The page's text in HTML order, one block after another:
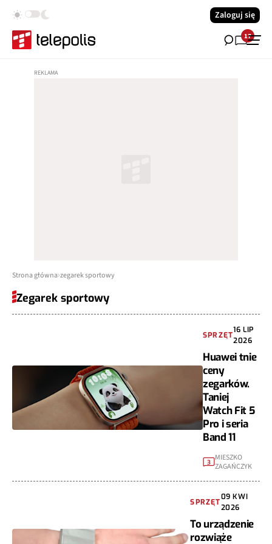
Zaloguj się
17
Strona główna zegarek sportowy
Zegarek sportowy
SPRZĘT
16 LIP
2026
Huawei tnie
ceny
zegarków.
Taniej
Watch Fit 5
Pro i seria
Band 11
3
MIESZKO
ZAGAŃCZYK
SPRZĘT
09 KWI
2026
To urządzenie
rozwiąże